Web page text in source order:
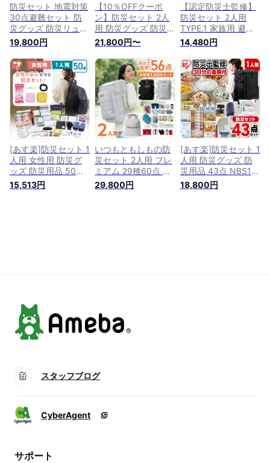
防災セット 地震対策
30点避難セット 防
災グッズ 防災リュッ
ク 災害対策 防災用
品 保存食 保存水 簡
易トイレ 非常用トイ
レ 非常持出袋 防災
用品 防災 非常食 女
性 災害 一人用 1人用
避難グッズ 防災バッ
グ 懐中電灯 充電器
防災ラジオ 救急セッ
ト
19,800円
【10％OFFクーポ
ン】防災セット 2人
用 防災グッズ 防災
リュック 非常用トイ
レ 簡易トイレ 非常
食 防災士 災害セッ
ト 防災用品 避難グ
ッズ 懐中電灯 ラン
タン 中身 非常用持
ち出し袋 保存食 保
存水 緊急 避難セッ
ト 家族 地震 台風 食
品 水
21,800円〜
【認定防災士監修】
防災セット 2人用
TYPE.1 家族用 避難
用 防災グッズ 防災
セット 非常用持ち出
し袋 非常持ち出し袋
防災用品 避難セット
防災グッツ 災害 グ
ッズ 防災リュック
地震 避難袋 非常用
品 保存水 非常食
14,480円
[あす楽]防災セット 1
人用 女性用 防災グ
ッズ 防災用品 50点
BS1-50W防災リュッ
ク アイリスオーヤマ
15,513円
いつもともしもの防
災セット 2人用 プレ
ミアム 29種60点 防
災グッズ 防災リュッ
ク 非常用トイレ 簡
29,800円
[あす楽]防災セット 1
人用 防災グッズ 防
災用品 43点 NBS1-
43防災リュック ア
イリスオーヤマ 避難
18,800円
スタッフブログ
CyberAgent
サポート